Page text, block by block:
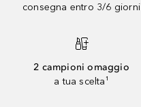
consegna entro 3/6 giorni
2 campioni omaggio
a tua scelta¹